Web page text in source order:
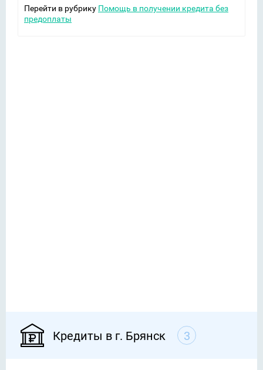
Перейти в рубрику Помощь в получении кредита без
предоплаты
Кредиты в г. Брянск 3